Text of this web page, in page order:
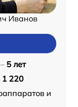
Иванов
5 лет
1 220
и